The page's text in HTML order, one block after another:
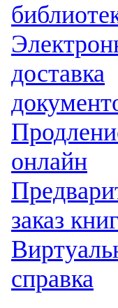
доставка
онлайн
заказ
справка